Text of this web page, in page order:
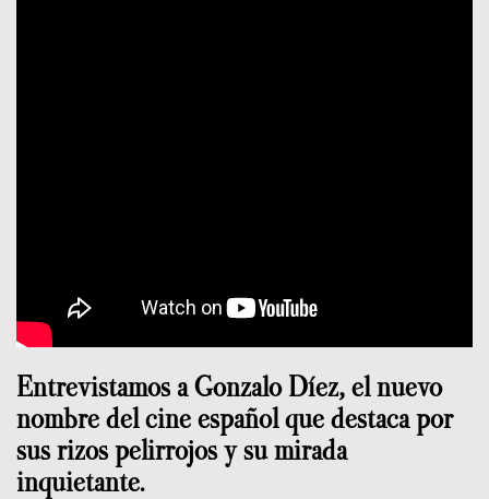
Entrevistamos a Gonzalo Díez, el nuevo
nombre del cine español que destaca por
sus rizos pelirrojos y su mirada
inquietante.